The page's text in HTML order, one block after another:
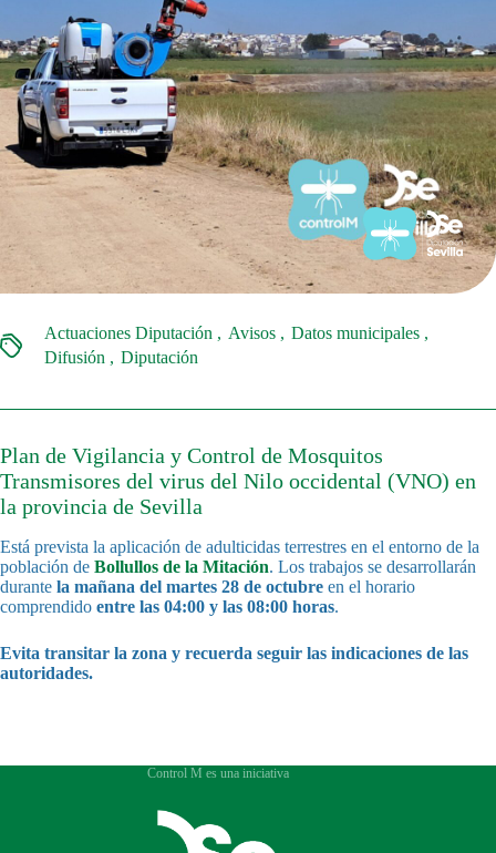
Actuaciones Diputación Avisos
Datos municipales
Difusión
Diputación
Plan de Vigilancia y Control de Mosquitos
Transmisores del virus del Nilo occidental (VNO) en
la provincia de Sevilla
Está prevista la aplicación de adulticidas terrestres en el entorno de la
población de Bollullos de la Mitación. Los trabajos se desarrollarán
durante la mañana del martes 28 de octubre en el horario
comprendido entre las 04:00 y las 08:00 horas.
Evita transitar la zona y recuerda seguir las indicaciones de las
autoridades.
Control M es una iniciativa